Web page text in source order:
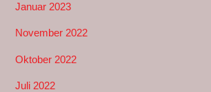
Januar 2023
November 2022
Oktober 2022
Juli 2022